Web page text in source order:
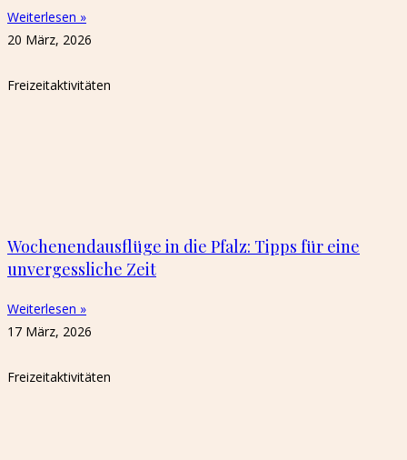
Weiterlesen »
20 März, 2026
Freizeitaktivitäten
Wochenendausflüge in die Pfalz: Tipps für eine
unvergessliche Zeit
Weiterlesen »
17 März, 2026
Freizeitaktivitäten